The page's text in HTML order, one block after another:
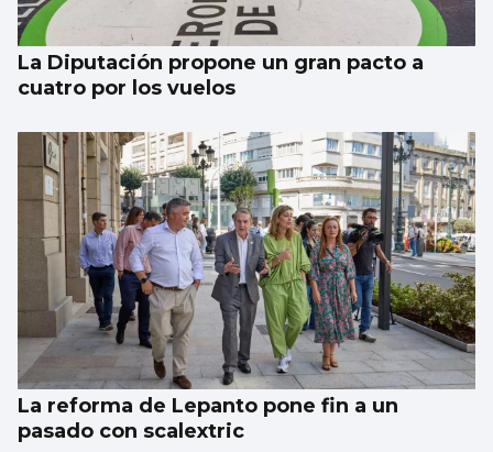
es abatido por sus compañeros en Llanes
La Diputación propone un gran pacto a
cuatro por los vuelos
La reforma de Lepanto pone fin a un
pasado con scalextric